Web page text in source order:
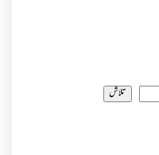
تلاش